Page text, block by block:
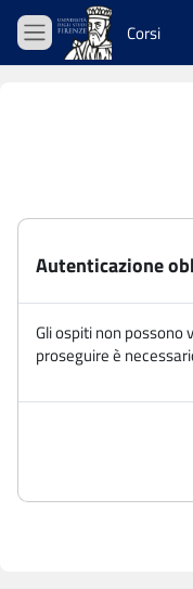
Vai al contenuto principale
Pannello laterale
Corsi
Autenticazione
Gli ospiti non possono
proseguire è